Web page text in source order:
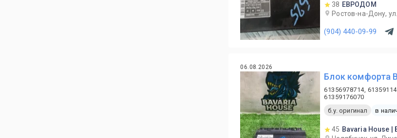
38 ЕВРОДОМ
Ростов-на-Дону,
(904) 440-09-99
06.08.2026
Блок комфорта
61356978714,
61359176070
б.у. оригинал
в
45 Bavaria House